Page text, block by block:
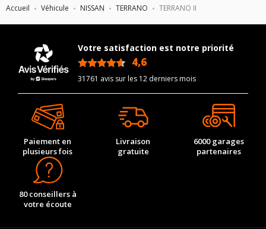
Accueil Véhicule NISSAN TERRANO TERRANO II
Votre satisfaction est notre priorité
4,6
31761 avis sur les 12 derniers mois
Paiement en
plusieurs fois
Livraison
gratuite
6000 garages
partenaires
80 conseillers à
votre écoute